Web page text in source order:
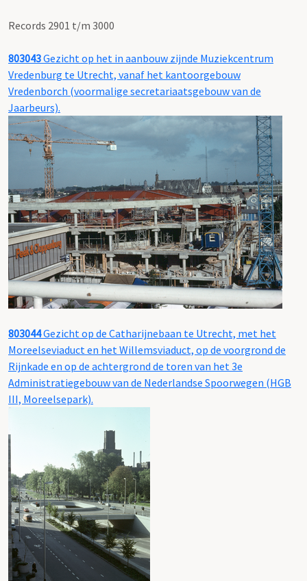
Records 2901 t/m 3000
803043Gezicht op het in aanbouw zijnde Muziekcentrum
Vredenburg te Utrecht, vanaf het kantoorgebouw
Vredenborch (voormalige secretariaatsgebouw van de
Jaarbeurs).
803044Gezicht op de Catharijnebaan te Utrecht, met het
Moreelseviaduct en het Willemsviaduct, op de voorgrond de
Rijnkade en op de achtergrond de toren van het 3e
Administratiegebouw van de Nederlandse Spoorwegen (HGB
III, Moreelsepark).